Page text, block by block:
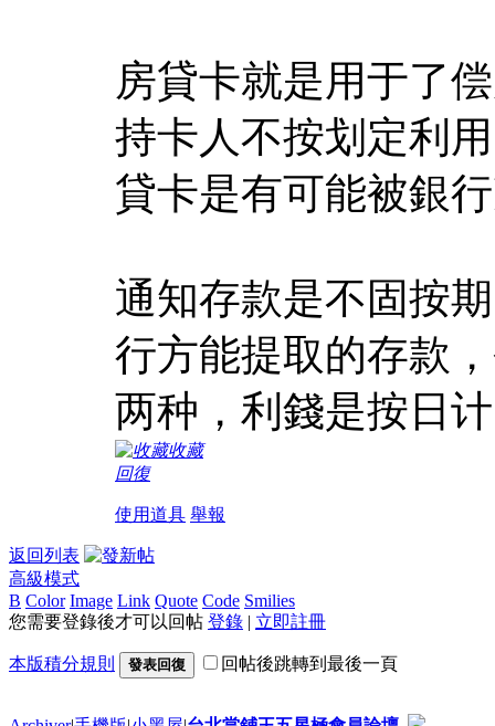
房貸卡就是用于了
持卡人不按划定利
貸卡是有可能被銀
通知存款是不固按
行方能提取的存款
两种，利錢是按日
收藏
回復
使用道具 舉報
返回列表
高級模式
B Color Image Link Quote Code Smilies
您需要登錄後才可以回帖 登錄 | 立即註冊
本版積分規則 發表回復 回帖後跳轉到最後一頁